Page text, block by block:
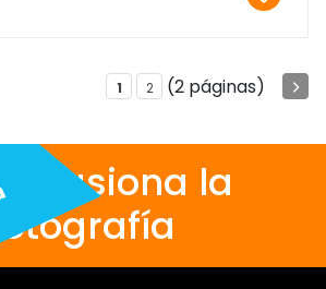
1 2 (2 páginas)
apasiona la
fotografía